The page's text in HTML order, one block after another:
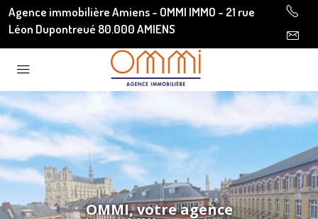
Agence immobilière Amiens - OMMI IMMO - 21 rue
Léon Dupontreué 80.000 AMIENS
OMMI, votre agence